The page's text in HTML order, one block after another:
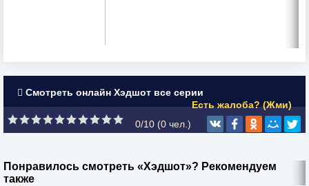
Смотреть онлайн Хэдшот все серии
Есть жалоба? (Жми)
0/10 (0 чел.)
Понравилось смотреть «Хэдшот»? Рекомендуем
также